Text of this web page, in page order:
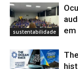
sustentabilidade
em